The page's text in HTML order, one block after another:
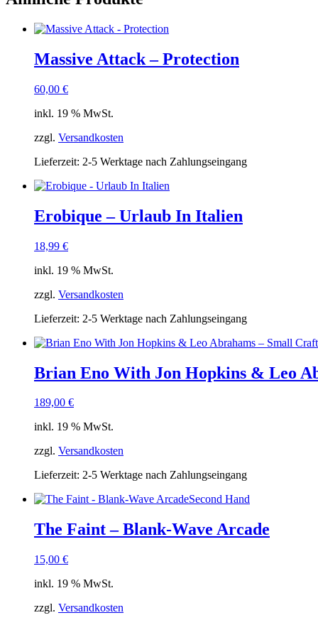
Massive Attack – Protection
60,00 €
inkl. 19 % MwSt.
zzgl. Versandkosten
Lieferzeit: 2-5 Werktage nach Zahlungseingang
Erobique – Urlaub In Italien
18,99 €
inkl. 19 % MwSt.
zzgl. Versandkosten
Lieferzeit: 2-5 Werktage nach Zahlungseingang
Brian Eno With Jon Hopkins & Leo
189,00 €
inkl. 19 % MwSt.
zzgl. Versandkosten
Lieferzeit: 2-5 Werktage nach Zahlungseingang
Second Hand
The Faint – Blank-Wave Arcade
15,00 €
inkl. 19 % MwSt.
zzgl. Versandkosten